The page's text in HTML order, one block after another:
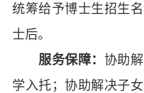
统筹给予博士生招生
士后。
服务保障： 协助
学入托；协助解决子